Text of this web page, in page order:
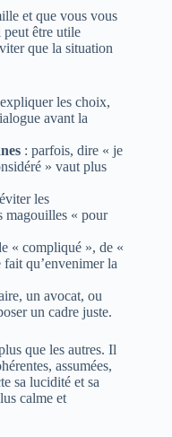
et que vous vous
peut être utile
que la situation
les choix,
avant la
: parfois, dire « je
» vaut plus
les
magouilles « pour
« compliqué », de «
qu’envenimer la
un avocat, ou
un cadre juste.
que les autres. Il
assumées,
sa lucidité et sa
calme et